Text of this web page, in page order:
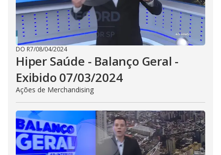
DO R7/08/04/2024
Hiper Saúde - Balanço Geral -
Exibido 07/03/2024
Ações de Merchandising